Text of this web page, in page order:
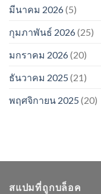
มีนาคม 2026(5)
กุมภาพันธ์ 2026(25)
มกราคม 2026(20)
ธันวาคม 2025 (21)
พฤศจิกายน 2025 (20)
สแปมที่ถูกบล็อค